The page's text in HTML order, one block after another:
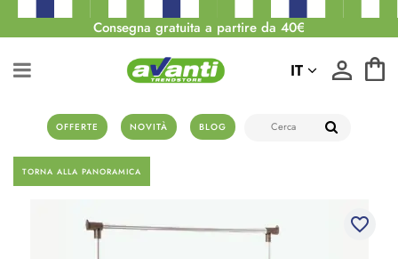
Consegna gratuita a partire da 40€
OFFERTE NOVITÀ BLOG
IT
TORNA ALLA PANORAMICA
favorite_border